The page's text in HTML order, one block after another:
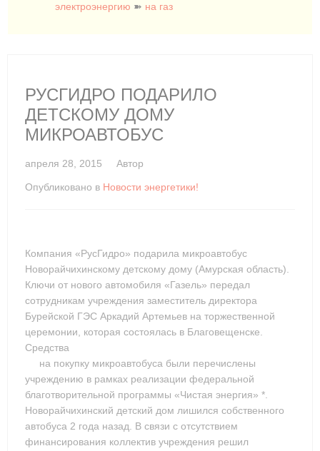
электроэнергию ➽ на газ
РУСГИДРО ПОДАРИЛО
ДЕТСКОМУ ДОМУ
МИКРОАВТОБУС
апреля 28, 2015 Автор
Опубликовано в Новости энергетики!
Компания «РусГидро» подарила микроавтобус
Новорайчихинскому детскому дому (Амурская область).
Ключи от нового автомобиля «Газель» передал
сотрудникам учреждения заместитель директора
Бурейской ГЭС Аркадий Артемьев на торжественной
церемонии, которая состоялась в Благовещенске.
Средства
на покупку микроавтобуса были перечислены
учреждению в рамках реализации федеральной
благотворительной программы «Чистая энергия» *.
Новорайчихинский детский дом лишился собственного
автобуса 2 года назад. В связи с отсутствием
финансирования коллектив учреждения решил